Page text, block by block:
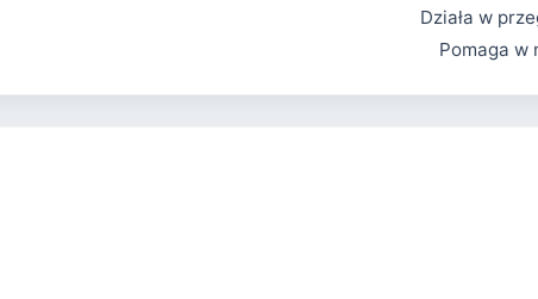
Działa w
Pomaga w